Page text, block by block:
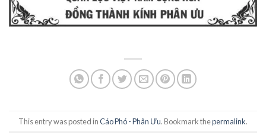
This entry was posted inCáo Phó - Phân Ưu. Bookmark thepermalink.